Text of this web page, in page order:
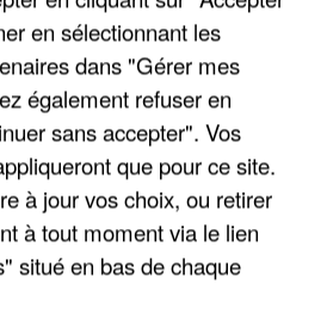
CANICULES, LES REFUGES
SONT...
en sélectionnant les
dans "Gérer mes
également refuser en
sans accepter". Vos
que pour ce site.
à jour vos choix, ou retirer
à tout moment via le lien
situé en bas de chaque